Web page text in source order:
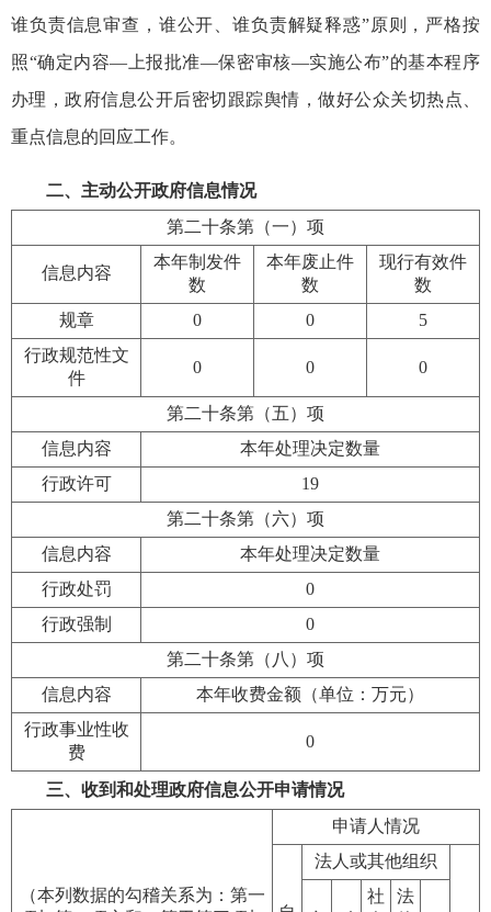
谁负责信息审查，谁公开、谁负责解疑释惑”原则，严格按
照“确定内容—上报批准—保密审核—实施公布”的基本程序
办理，政府信息公开后密切跟踪舆情，做好公众关切热点、
重点信息的回应工作。
二、主动公开政府信息情况
第二十条第（一）项
信息内容
本年制发件
数
本年废止件
数
现行有效件
数
规章
0 0
5
行政规范性文
件
0 0 0
第二十条第（五）项
信息内容
本年处理决定数量
行政许可
19
第二十条第（六）项
信息内容
本年处理决定数量
行政处罚
0
行政强制
0
第二十条第（八）项
信息内容
本年收费金额（单位：万元）
行政事业性收
费
0
三、收到和处理政府信息公开申请情况
（本列数据的勾稽关系为：第一
申请人情况
法人或其他组织
社
法